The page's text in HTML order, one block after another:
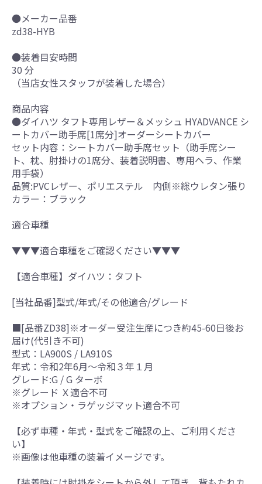
●メーカー品番
zd38-HYB
●装着目安時間
30 分
（当店女性スタッフが装着した場合）
商品内容
●ダイハツ タフト専用レザー＆メッシュ HYADVANCE シ
ートカバー助手席[1席分]オーダーシートカバー
セット内容：シートカバー助手席セット（助手席シー
ト、枕、肘掛けの1席分、装着説明書、専用ヘラ、作業
用手袋）
品質:PVCレザー、ポリエステル 内側※総ウレタン張り
カラー：ブラック
適合車種
▼▼▼適合車種をご確認ください▼▼▼
【適合車種】ダイハツ：タフト
[当社品番]型式/年式/その他適合/グレード
■[品番ZD38]※オーダー受注生産につき約45-60日後お
届け(代引き不可)
型式：LA900S / LA910S
年式：令和2年6月～令和３年１月
グレード:G / G ターボ
※グレード Ｘ適合不可
※オプション・ラゲッジマット適合不可
【必ず車種・年式・型式をご確認の上、ご利用くださ
い】
※画像は他車種の装着イメージです。